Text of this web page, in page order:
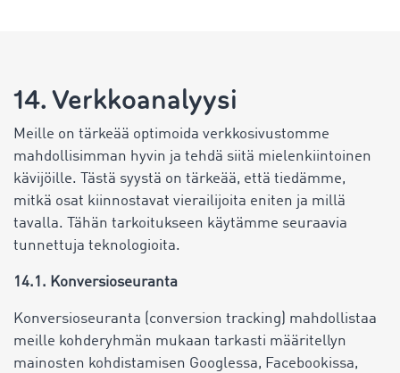
14. Verkkoanalyysi
Meille on tärkeää optimoida verkkosivustomme
mahdollisimman hyvin ja tehdä siitä mielenkiintoinen
kävijöille. Tästä syystä on tärkeää, että tiedämme,
mitkä osat kiinnostavat vierailijoita eniten ja millä
tavalla. Tähän tarkoitukseen käytämme seuraavia
tunnettuja teknologioita.
14.1. Konversioseuranta
Konversioseuranta (conversion tracking) mahdollistaa
meille kohderyhmän mukaan tarkasti määritellyn
mainosten kohdistamisen Googlessa, Facebookissa,